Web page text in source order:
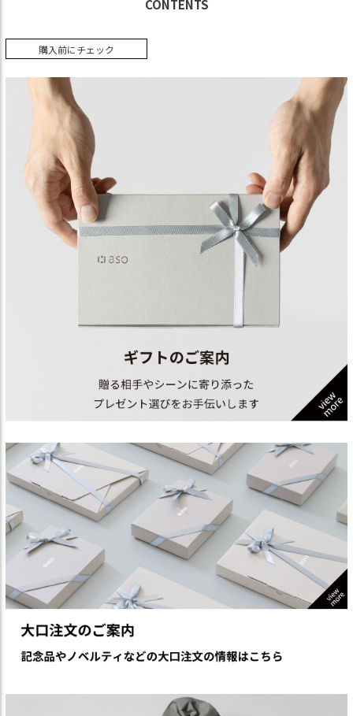
CONTENTS
購入前にチェック